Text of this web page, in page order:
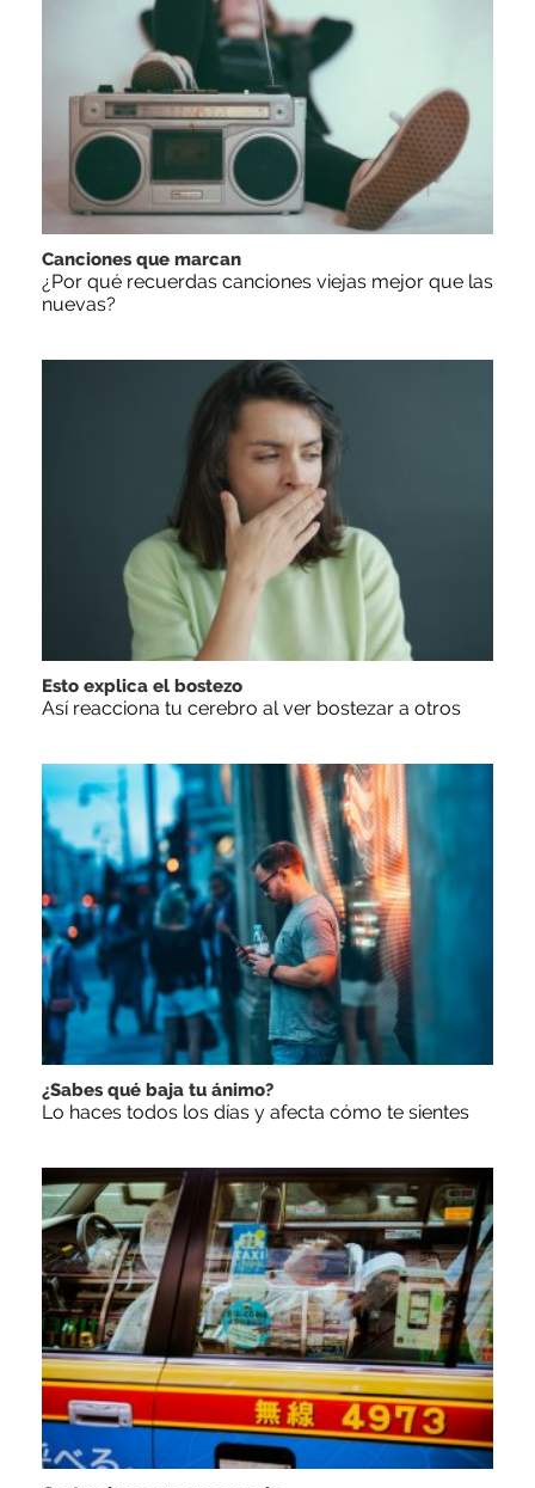
Canciones que marcan
¿Por qué recuerdas canciones viejas mejor que las
nuevas?
Esto explica el bostezo
Así reacciona tu cerebro al ver bostezar a otros
¿Sabes qué baja tu ánimo?
Lo haces todos los días y afecta cómo te sientes